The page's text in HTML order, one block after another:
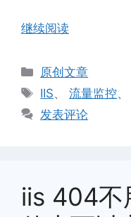
继续阅读
分
类
原创文章
标
签
IIS、流量监控、
发表评论
iis 404不